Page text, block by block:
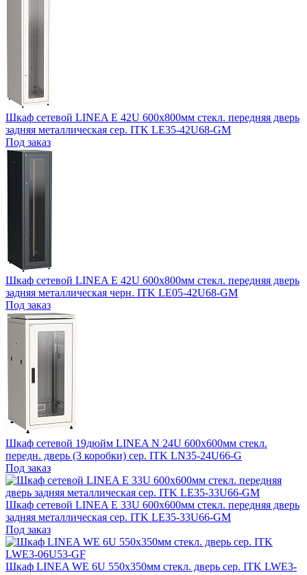
Шкаф сетевой LINEA E 42U 600х800мм стекл. передняя дверь
задняя металлическая сер. ITK LE35-42U68-GM
Под заказ
Шкаф сетевой LINEA E 42U 600х800мм стекл. передняя дверь
задняя металлическая черн. ITK LE05-42U68-GM
Под заказ
Шкаф сетевой 19дюйм LINEA N 24U 600х600мм стекл.
передн. дверь (3 коробки) сер. ITK LN35-24U66-G
Под заказ
Шкаф сетевой LINEA E 33U 600х600мм стекл. передняя дверь
задняя металлическая сер. ITK LE35-33U66-GM
Под заказ
Шкаф LINEA WE 6U 550х350мм стекл. дверь сер. ITK LWE3-